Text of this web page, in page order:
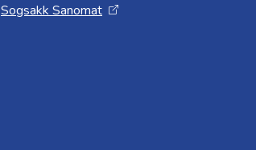
Sogsakk Sanomat